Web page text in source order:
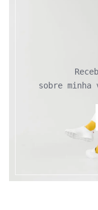
sobre minha